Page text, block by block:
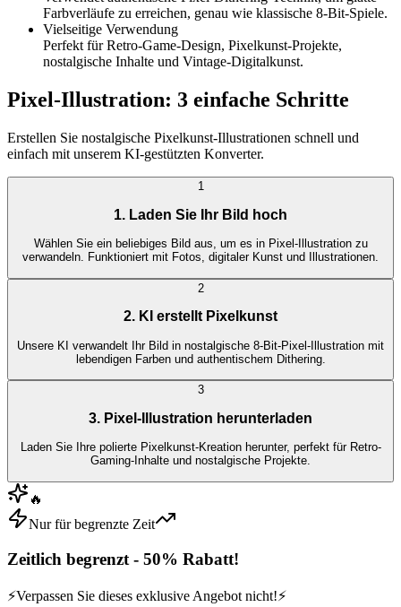
Farbverläufe zu erreichen, genau wie klassische 8-Bit-Spiele.
Vielseitige Verwendung
Perfekt für Retro-Game-Design, Pixelkunst-Projekte,
nostalgische Inhalte und Vintage-Digitalkunst.
Pixel-Illustration: 3 einfache Schritte
Erstellen Sie nostalgische Pixelkunst-Illustrationen schnell und
einfach mit unserem KI-gestützten Konverter.
1
1. Laden Sie Ihr Bild hoch
Wählen Sie ein beliebiges Bild aus, um es in Pixel-Illustration zu
verwandeln. Funktioniert mit Fotos, digitaler Kunst und Illustrationen.
2
2. KI erstellt Pixelkunst
Unsere KI verwandelt Ihr Bild in nostalgische 8-Bit-Pixel-Illustration mit
lebendigen Farben und authentischem Dithering.
3
3. Pixel-Illustration herunterladen
Laden Sie Ihre polierte Pixelkunst-Kreation herunter, perfekt für Retro-
Gaming-Inhalte und nostalgische Projekte.
🔥
Nur für begrenzte Zeit
Zeitlich begrenzt - 50% Rabatt!
⚡Verpassen Sie dieses exklusive Angebot nicht!⚡